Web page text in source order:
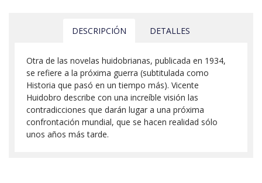
DESCRIPCIÓN DETALLES
Otra de las novelas huidobrianas, publicada en 1934,
se refiere a la próxima guerra (subtitulada como
Historia que pasó en un tiempo más). Vicente
Huidobro describe con una increíble visión las
contradicciones que darán lugar a una próxima
confrontación mundial, que se hacen realidad sólo
unos años más tarde.